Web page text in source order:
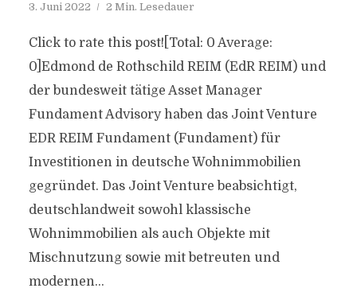
3. Juni 2022 2 Min. Lesedauer
Click to rate this post![Total: 0 Average:
0]Edmond de Rothschild REIM (EdR REIM) und
der bundesweit tätige Asset Manager
Fundament Advisory haben das Joint Venture
EDR REIM Fundament (Fundament) für
Investitionen in deutsche Wohnimmobilien
gegründet. Das Joint Venture beabsichtigt,
deutschlandweit sowohl klassische
Wohnimmobilien als auch Objekte mit
Mischnutzung sowie mit betreuten und
modernen...